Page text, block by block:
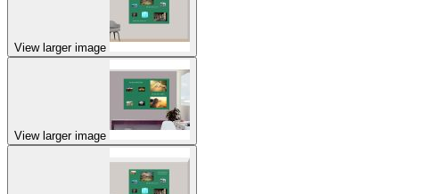
View larger image
View larger image